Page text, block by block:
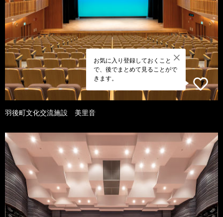
お気に入り登録しておくこと
で、後でまとめて見ることがで
きます。
羽後町文化交流施設 美里音